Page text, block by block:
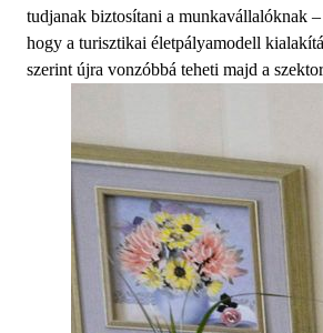
tudjanak biztosítani a munkavállalóknak
hogy a turisztikai életpályamodell
szerint újra vonzóbbá teheti majd a